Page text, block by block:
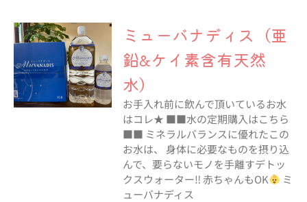
ミューバナディス（亜
鉛&ケイ素含有天然
水）
お手入れ前に飲んで頂いているお水
はコレ★ ■■水の定期購入はこちら
■■ ミネラルバランスに優れたこの
お水は、 身体に必要なものを摂り込
んで、要らないモノを手離すデトッ
クスウォーター‼︎ 赤ちゃんもOK
ミ
ューバナディス